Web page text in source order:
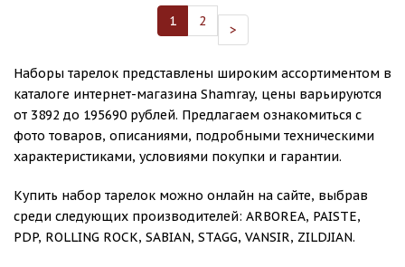
1 2
>
Наборы тарелок представлены широким ассортиментом в
каталоге интернет-магазина Shamray, цены варьируются
от 3892 до 195690 рублей. Предлагаем ознакомиться с
фото товаров, описаниями, подробными техническими
характеристиками, условиями покупки и гарантии.
Купить набор тарелок можно онлайн на сайте, выбрав
среди следующих производителей: ARBOREA, PAISTE,
PDP, ROLLING ROCK, SABIAN, STAGG, VANSIR, ZILDJIAN.